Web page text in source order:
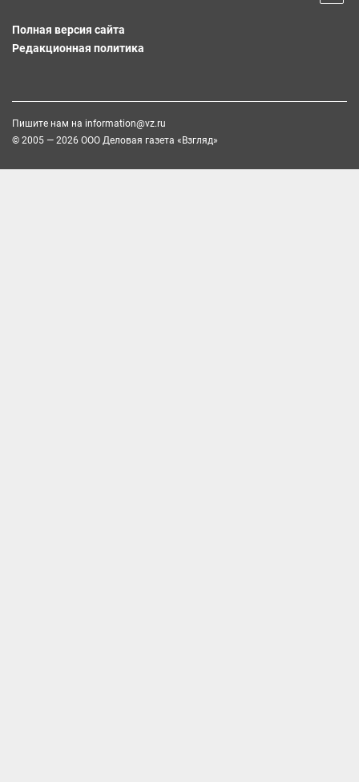
Полная версия сайта
Редакционная политика
Пишите нам на information@vz.ru
© 2005 — 2026 ООО Деловая газета «Взгляд»